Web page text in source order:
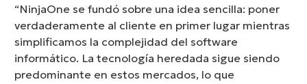
“NinjaOne se fundó sobre una idea sencilla: poner
verdaderamente al cliente en primer lugar mientras
simplificamos la complejidad del software
informático. La tecnología heredada sigue siendo
predominante en estos mercados, lo que